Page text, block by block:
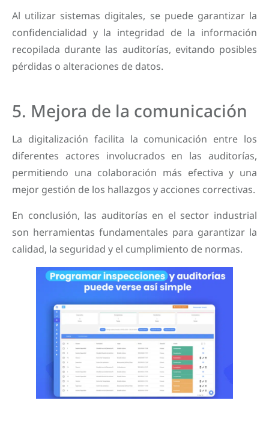
Al utilizar sistemas digitales, se puede garantizar la
confidencialidad y la integridad de la información
recopilada durante las auditorías, evitando posibles
pérdidas o alteraciones de datos.
5. Mejora de la comunicación
La digitalización facilita la comunicación entre los
diferentes actores involucrados en las auditorías,
permitiendo una colaboración más efectiva y una
mejor gestión de los hallazgos y acciones correctivas.
En conclusión, las auditorías en el sector industrial
son herramientas fundamentales para garantizar la
calidad, la seguridad y el cumplimiento de normas.